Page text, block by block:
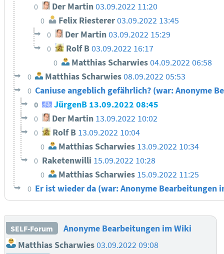
0 Der Martin 03.09.2022 11:20
0 Felix Riesterer03.09.2022 13:45
0 Der Martin03.09.2022 15:29
0 Rolf B03.09.2022 16:17
0 Matthias Scharwies04.09.2022 06:58
0 Matthias Scharwies08.09.2022 05:53
0 Caniuse angeblich gefährlich? (war: Anonyme
0 JürgenB 13.09.2022 08:45
0 Der Martin 13.09.2022 10:02
0 Rolf B 13.09.2022 10:04
0 Matthias Scharwies 13.09.2022 10:34
0 Raketenwilli 15.09.2022 10:28
0 Matthias Scharwies 15.09.2022 11:25
0 Er ist wieder da (war: Anonyme Bearbeitungen
SELF-Forum
Anonyme Bearbeitungen im Wiki
Matthias Scharwies 03.09.2022 09:08